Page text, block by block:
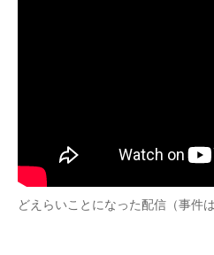
どえらいことになった配信（事件